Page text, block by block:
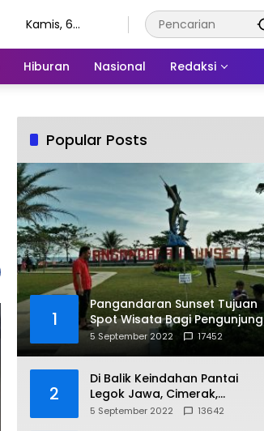
Kamis, 6
Hiburan Nasional Redaksi
Popular Posts
1
Pangandaran Sunset Tujuan
Spot Wisata Bagi Pengunjung
5 September 2022 17452
2
Di Balik Keindahan Pantai
Legok Jawa, Cimerak,
Pangandaran
5 September 2022 13642